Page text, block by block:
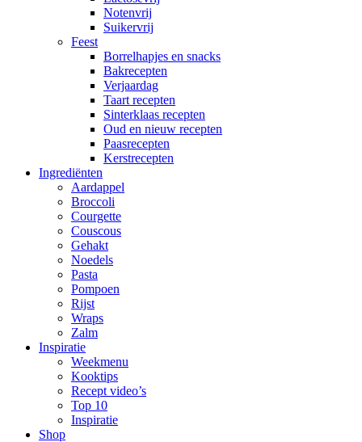
Notenvrij
Suikervrij
Feest
Borrelhapjes en snacks
Bakrecepten
Verjaardag
Taart recepten
Sinterklaas recepten
Oud en nieuw recepten
Paasrecepten
Kerstrecepten
Ingrediënten
Aardappel
Broccoli
Courgette
Couscous
Gehakt
Noedels
Pasta
Pompoen
Rijst
Wraps
Zalm
Inspiratie
Weekmenu
Kooktips
Recept video’s
Top 10
Inspiratie
Shop